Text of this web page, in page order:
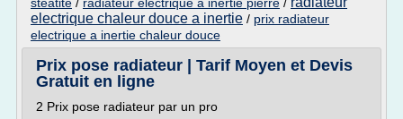
electrique chaleur douce a inertie / prix radiateur
electrique a inertie chaleur douce
Prix pose radiateur | Tarif Moyen et Devis
Gratuit en ligne
2 Prix pose radiateur par un pro